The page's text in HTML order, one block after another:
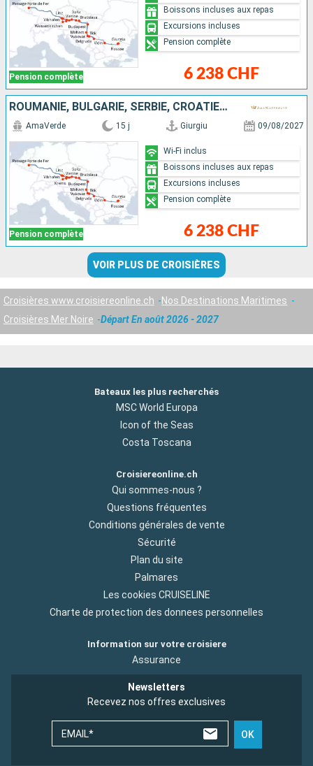
Pension complète 6 238 CHF
Boissons incluses aux repas
Excursions incluses
Pension complète
ROUMANIE, BULGARIE, SERBIE, CROATIE, HONGRIE, SLOVAQUIE, AUTRICHE, ALLEMAGNE
Pension complète
AmaVerde 15 j Giurgiu 09/08/2027
6 238 CHF
Wi-Fi inclus
Boissons incluses aux repas
Excursions incluses
Pension complète
VOIR PLUS DE CROISIÈRES
Croisières www.croisiereonline.ch
Nos Destinations Maritimes
Croisières Mer Noire
Départ En août 2026 - 2027
Bateaux les plus recherchés
MSC World Europa
Icon of the Seas
Costa Toscana
Croisiereonline.ch
Qui sommes-nous ?
Questions fréquentes
Conditions générales de vente
Sécurité
Plan du site
Palmares
Les cookies CRUISELINE
Charte de protection des donnees personnelles
Information sur votre croisiere
Assurance
Newsletters
Recevez nos offres exclusives
EMAIL* OK